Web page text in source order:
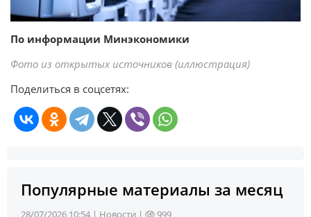
По информации Минэкономики
Фото из открытых источников (иллюстрация)
Поделиться в соцсетях:
Популярные материалы за месяц
28/07/2026 10:54 | Новости | 999